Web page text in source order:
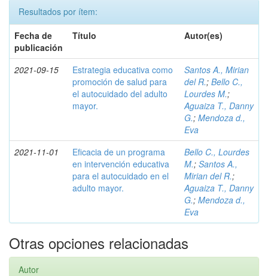
Resultados por ítem:
Fecha de
publicación
Título Autor(es)
2021-09-15
Estrategia educativa como
promoción de salud para
el autocuidado del adulto
mayor.
Santos A., Mirian
del R.; Bello C.,
Lourdes M.;
Aguaiza T., Danny
G.; Mendoza d.,
Eva
2021-11-01
Eficacia de un programa
en intervención educativa
para el autocuidado en el
adulto mayor.
Bello C., Lourdes
M.; Santos A.,
Mirian del R.;
Aguaiza T., Danny
G.; Mendoza d.,
Eva
Otras opciones relacionadas
Autor